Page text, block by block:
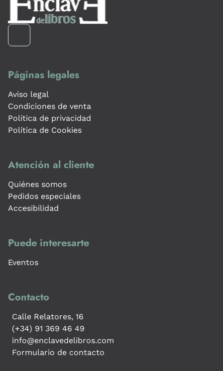
Páginas legales
Aviso legal
Condiciones de venta
Política de privacidad
Política de Cookies
Atención al cliente
Quiénes somos
Pedidos especiales
Accesibilidad
Puede interesarte
Eventos
Contacto
Calle Relatores, 16
(+34) 91 369 46 49
info@enclavedelibros.com
Formulario de contacto